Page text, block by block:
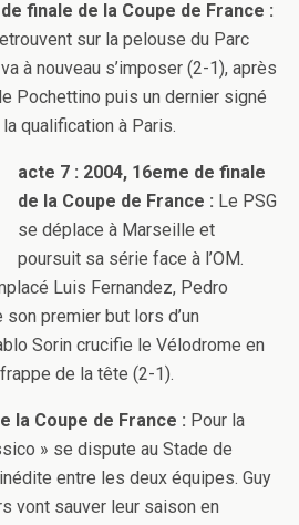
finale de la Coupe de France :
sur la pelouse du Parc
à nouveau s’imposer (2-1), après
Pochettino puis un dernier signé
qualification à Paris.
acte 7 : 2004, 16eme de finale
de la Coupe de France : Le PSG
se déplace à Marseille et
poursuit sa série face à l’OM.
Luis Fernandez, Pedro
premier but lors d’un
Sorin crucifie le Vélodrome en
de la tête (2-1).
la Coupe de France : Pour la
» se dispute au Stade de
entre les deux équipes. Guy
vont sauver leur saison en